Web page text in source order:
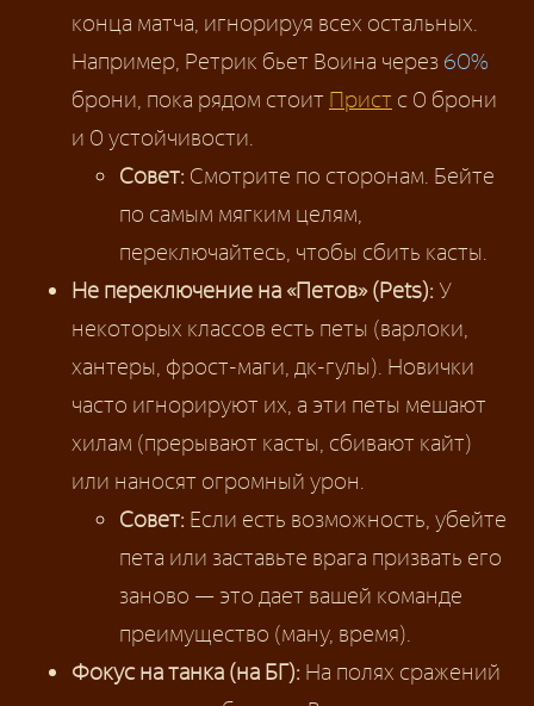
конца матча, игнорируя всех остальных.
Например, Ретрик бьет Воина через 60%
брони, пока рядом стоит Прист с 0 брони
и 0 устойчивости.
Совет: Смотрите по сторонам. Бейте
по самым мягким целям,
переключайтесь, чтобы сбить касты.
Не переключение на «Петов» (Pets): У
некоторых классов есть петы (варлоки,
хантеры, фрост-маги, дк-гулы). Новички
часто игнорируют их, а эти петы мешают
хилам (прерывают касты, сбивают кайт)
или наносят огромный урон.
Совет: Если есть возможность, убейте
пета или заставьте врага призвать его
заново — это дает вашей команде
преимущество (ману, время).
Фокус на танка (на БГ): На полях сражений